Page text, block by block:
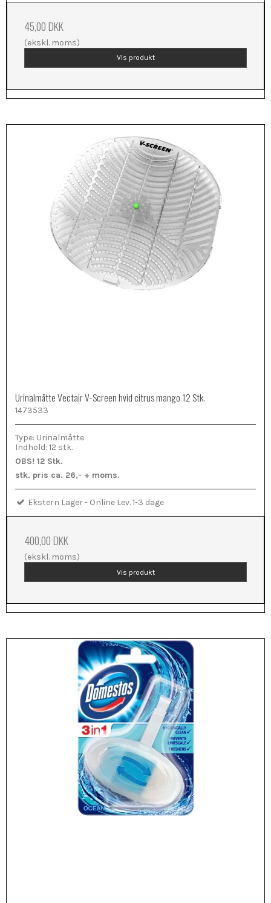
45,00 DKK
(ekskl. moms)
Vis produkt
Urinalmåtte Vectair V-Screen hvid citrus mango 12 Stk.
1473533
Type: Urinalmåtte
Indhold: 12 stk.
OBS! 12 Stk.
stk. pris ca. 26,- + moms.
Ekstern Lager - Online Lev. 1-3 dage
400,00 DKK
(ekskl. moms)
Vis produkt